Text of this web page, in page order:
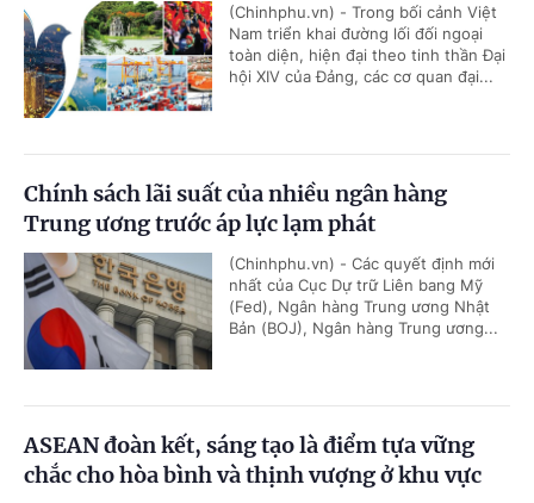
(Chinhphu.vn) - Trong bối cảnh Việt
Nam triển khai đường lối đối ngoại
toàn diện, hiện đại theo tinh thần Đại
hội XIV của Đảng, các cơ quan đại...
Chính sách lãi suất của nhiều ngân hàng
Trung ương trước áp lực lạm phát
(Chinhphu.vn) - Các quyết định mới
nhất của Cục Dự trữ Liên bang Mỹ
(Fed), Ngân hàng Trung ương Nhật
Bản (BOJ), Ngân hàng Trung ương...
ASEAN đoàn kết, sáng tạo là điểm tựa vững
chắc cho hòa bình và thịnh vượng ở khu vực